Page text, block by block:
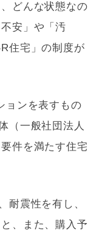
どんな状態なの
安」や「汚
住宅」の制度が
ョン を表すもの
（一般社団法人
件を満たす住宅
耐震性を有し、
、また、購入予